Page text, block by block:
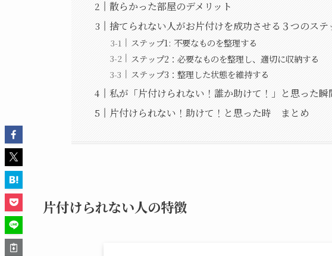
散らかった部屋のデメリット
捨てられない人がお片付けを成功させる３つのステ
ステップ1: 不要なものを整理する
ステップ2：必要なものを整理し、適切に収納する
ステップ3：整理した状態を維持する
私が「片付けられない！誰か助けて！」と思った瞬
片付けられない！助けて！と思った時 まとめ
片付けられない人の特徴